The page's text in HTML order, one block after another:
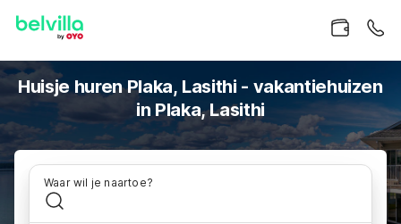
Huisje huren Plaka, Lasithi - vakantiehuizen
in Plaka, Lasithi
Waar wil je naartoe?